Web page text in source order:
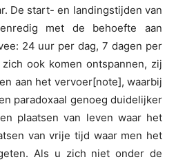
De start- en landingstijden van
met de behoefte aan
24 uur per dag, 7 dagen per
ook komen ontspannen, zij
aan het vervoer[note], waarbij
paradoxaal genoeg duidelijker
plaatsen van leven waar het
van vrije tijd waar men het
Als u zich niet onder de